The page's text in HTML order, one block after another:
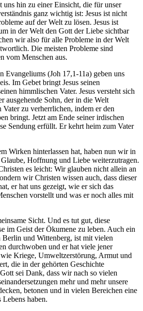
uns hin zu einer Einsicht, die für unser
ganz wichtig ist: Jesus ist nicht
auf der Welt zu lösen. Jesus ist
in der Welt den Gott der Liebe sichtbar
wir also für alle Probleme in der Welt
Die meisten Probleme sind
vom Menschen aus.
Evangeliums (Joh 17,1-11a) geben uns
Im Gebet bringt Jesus seinen
himmlischen Vater. Jesus versteht sich
ausgehende Sohn, der in die Welt
Vater zu verherrlichen, indem er den
bringt. Jetzt am Ende seiner irdischen
Sendung erfüllt. Er kehrt heim zum Vater
Wirken hinterlassen hat, haben nun wir in
Hoffnung und Liebe weiterzutragen.
es leicht: Wir glauben nicht allein an
wir Christen wissen auch, dass dieser
er hat uns gezeigt, wie er sich das
vorstellt und was er noch alles mit
Sicht. Und es tut gut, diese
im Geist der Ökumene zu leben. Auch ein
und Wittenberg, ist mit vielen
durchwoben und er hat viele jener
wie Kriege, Umweltzerstörung, Armut und
die in der gehörten Geschichte
sei Dank, dass wir nach so vielen
mehr und mehr unsere
betonen und in vielen Bereichen eine
Lebens haben.